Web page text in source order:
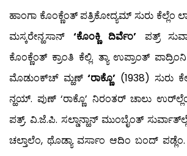
ಹಾಂಗಾ ಕೊಂಕ್ಣೆಂತ್ ಪತ್ರಿಕೋದ್ಯಮ್ ಸುರು
ಮಸ್ಕರೇನ್ಹಸಾನ್ ‘ಕೊಂಕ್ಣಿ ದಿರ್ವೆಂ’ಪತ್ರ್
ಕೊಂಕ್ಣೆಂತ್ ಕ್ರಾಂತಿ ಕೆಲ್ಲಿ. ತ್ಯಾ ಉಪ್ರಾಂತ್
ಮೊಡುಂಕ್‍ಚ್ ಮ್ಹಣ್‘ರಾಕ್ಣೊ’ (1938) ಸುರು
ನ್ಹಯ್. ಪುಣ್ ‘ರಾಕ್ಣೊ’ ನಿರಂತರ್ ಚಾಲು
ಪತ್ರ್. ವಿ.ಜೆ.ಪಿ. ಸಲ್ಡಾನ್ಹಾನ್ ಮುಂಬೈಂತ್
ಚಲ್ತಾಲೆಂ, ಥೊಡ್ಯಾ ವರ್ಸಾಂ ಆದಿಂ ಬಂದ್